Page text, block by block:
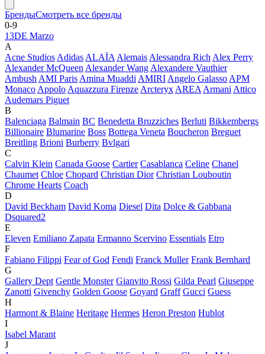
БрендыСмотреть все бренды
0-9
13DE Marzo
A
Acne StudiosAdidasALAÏAAlemaisAlessandra RichAlex Perry
Alexander McQueenAlexander WangAlexandere Vauthier
AmbushAMI ParisAmina MuaddiAMIRIAngelo GalassoAPM
MonacoAppoloAquazzura FirenzeArcteryxAREAArmaniAttico
Audemars Piguet
B
Balenciaga Balmain BC Benedetta Bruzziches Berluti Bikkembergs
Billionaire Blumarine Boss Bottega Veneta Boucheron Breguet
Breitling Brioni Burberry Bvlgari
C
Calvin Klein Canada Goose Cartier Casablanca Celine Chanel
Chaumet Chloe Chopard Christian Dior Christian Louboutin
Chrome Hearts Coach
D
David Beckham David Koma Diesel Dita Dolce & Gabbana
Dsquared2
E
Eleven Emiliano Zapata Ermanno Scervino Essentials Etro
F
Fabiano Filippi Fear of God Fendi Franck Muller Frank Bernhard
G
Gallery Dept Gentle Monster Gianvito Rossi Gilda Pearl Giuseppe
Zanotti Givenchy Golden Goose Goyard Graff Gucci Guess
H
Harmont & Blaine Heritage Hermes Heron Preston Hublot
I
Isabel Marant
J